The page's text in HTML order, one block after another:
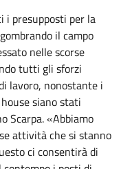
presupposti per la
il campo
nelle scorse
tutti gli sforzi
lavoro, nonostante i
siano stati
Scarpa. «Abbiamo
attività che si stanno
ci consentirà di